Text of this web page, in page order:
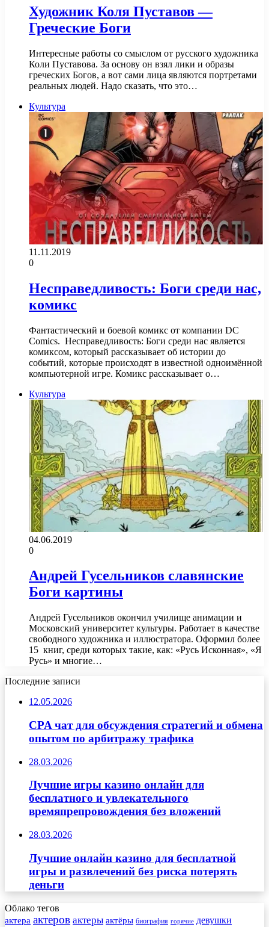
Художник Коля Пуставов —
Греческие Боги
Интересные работы со смыслом от русского художника
Коли Пуставова. За основу он взял лики и образы
греческих Богов, а вот сами лица являются портретами
реальных людей. Надо сказать, что это…
Культура
11.11.2019
0
Несправедливость: Боги среди нас,
комикс
Фантастический и боевой комикс от компании DC
Comics. Несправедливость: Боги среди нас является
комиксом, который рассказывает об истории до
событий, которые происходят в известной одноимённой
компьютерной игре. Комикс рассказывает о…
Культура
04.06.2019
0
Андрей Гусельников славянские
Боги картины
Андрей Гусельников окончил училище анимации и
Московский университет культуры. Работает в качестве
свободного художника и иллюстратора. Оформил более
15 книг, среди которых такие, как: «Русь Исконная», «Я
Русь» и многие…
Последние записи
12.05.2026
CPA чат для обсуждения стратегий и обмена
опытом по арбитражу трафика
28.03.2026
Лучшие игры казино онлайн для
бесплатного и увлекательного
времяпрепровождения без вложений
28.03.2026
Лучшие онлайн казино для бесплатной
игры и развлечений без риска потерять
деньги
Облако тегов
актера актеров актеры актёры биография горячие девушки